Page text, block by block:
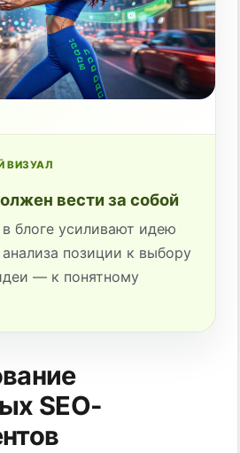
ВИЗУАЛ
вести за собой
блоге усиливают идею
позиции к выбору
— к понятному
SEO-